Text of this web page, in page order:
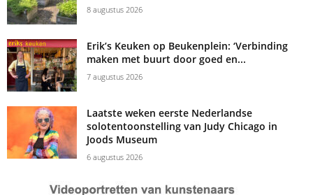
8 augustus 2026
Erik’s Keuken op Beukenplein: ‘Verbinding
maken met buurt door goed en...
7 augustus 2026
Laatste weken eerste Nederlandse
solotentoonstelling van Judy Chicago in
Joods Museum
6 augustus 2026